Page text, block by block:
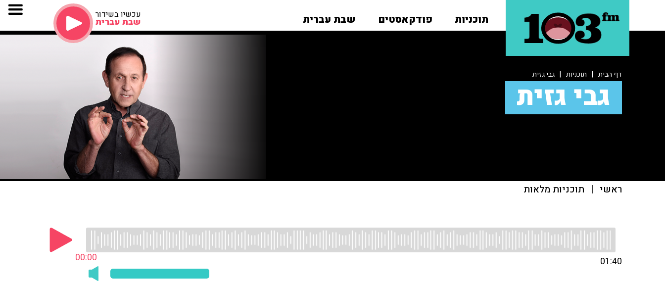
תוכניות פודקאסטים שבת עברית עכשיו בשידור
שבת עברית
דף הבית | תוכניות | גבי גזית
גבי גזית
ראשי | תוכניות מלאות
00:00 01:40